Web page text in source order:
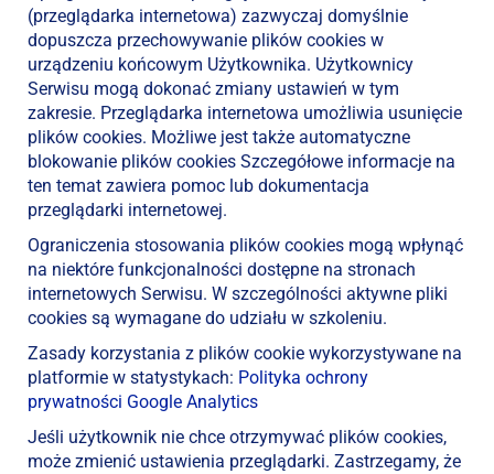
(przeglądarka internetowa) zazwyczaj domyślnie
dopuszcza przechowywanie plików cookies w
urządzeniu końcowym Użytkownika. Użytkownicy
Serwisu mogą dokonać zmiany ustawień w tym
zakresie. Przeglądarka internetowa umożliwia usunięcie
plików cookies. Możliwe jest także automatyczne
blokowanie plików cookies Szczegółowe informacje na
ten temat zawiera pomoc lub dokumentacja
przeglądarki internetowej.
Ograniczenia stosowania plików cookies mogą wpłynąć
na niektóre funkcjonalności dostępne na stronach
internetowych Serwisu. W szczególności aktywne pliki
cookies są wymagane do udziału w szkoleniu.
Zasady korzystania z plików cookie wykorzystywane na
platformie w statystykach: Polityka ochrony
prywatności Google Analytics
Jeśli użytkownik nie chce otrzymywać plików cookies,
może zmienić ustawienia przeglądarki. Zastrzegamy, że